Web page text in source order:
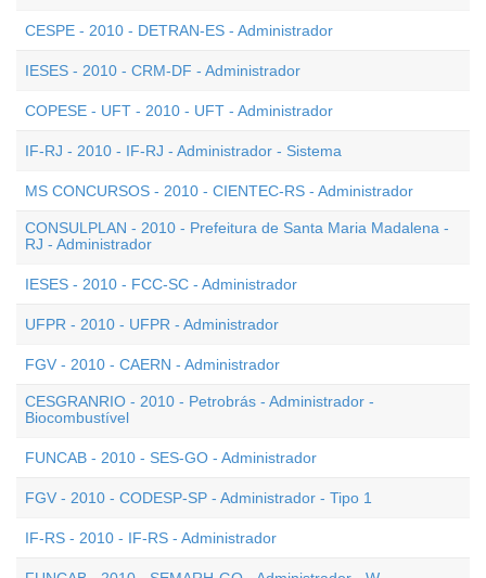
CESPE - 2010 - DETRAN-ES - Administrador
IESES - 2010 - CRM-DF - Administrador
COPESE - UFT - 2010 - UFT - Administrador
IF-RJ - 2010 - IF-RJ - Administrador - Sistema
MS CONCURSOS - 2010 - CIENTEC-RS - Administrador
CONSULPLAN - 2010 - Prefeitura de Santa Maria Madalena -
RJ - Administrador
IESES - 2010 - FCC-SC - Administrador
UFPR - 2010 - UFPR - Administrador
FGV - 2010 - CAERN - Administrador
CESGRANRIO - 2010 - Petrobrás - Administrador -
Biocombustível
FUNCAB - 2010 - SES-GO - Administrador
FGV - 2010 - CODESP-SP - Administrador - Tipo 1
IF-RS - 2010 - IF-RS - Administrador